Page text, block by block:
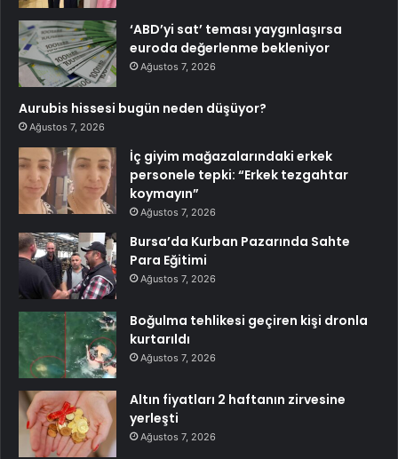
‘ABD’yi sat’ teması yaygınlaşırsa
euroda değerlenme bekleniyor
Ağustos 7, 2026
Aurubis hissesi bugün neden düşüyor?
Ağustos 7, 2026
İç giyim mağazalarındaki erkek
personele tepki: “Erkek tezgahtar
koymayın”
Ağustos 7, 2026
Bursa’da Kurban Pazarında Sahte
Para Eğitimi
Ağustos 7, 2026
Boğulma tehlikesi geçiren kişi dronla
kurtarıldı
Ağustos 7, 2026
Altın fiyatları 2 haftanın zirvesine
yerleşti
Ağustos 7, 2026